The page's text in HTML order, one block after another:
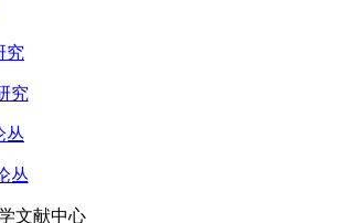
究
丛